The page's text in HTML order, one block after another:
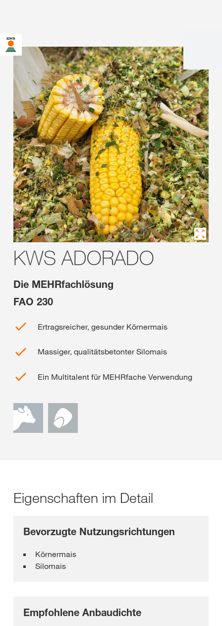
Sie befinden sich auf der KWS Website für Österreich. Für
diese Seite existiert eine alternative Seite für Ihr Land:
Möchten Sie jetzt wechseln?
JETZT
WECHSELN
DIESMAL NICHT
WECHSELN
NICHT MEHR
FRAGEN
KWS ADORADO
Die MEHRfachlösung
FAO 230
Ertragsreicher, gesunder Körnermais
Massiger, qualitätsbetonter Silomais
Ein Multitalent für MEHRfache Verwendung
Eigenschaften im Detail
Bevorzugte Nutzungsrichtungen
Körnermais
Silomais
Empfohlene Anbaudichte